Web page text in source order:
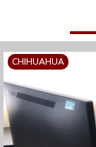
CHIHUAHUA